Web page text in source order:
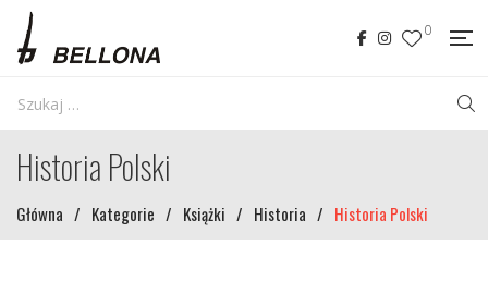
0
Historia Polski
Główna / Kategorie / Książki / Historia / Historia Polski